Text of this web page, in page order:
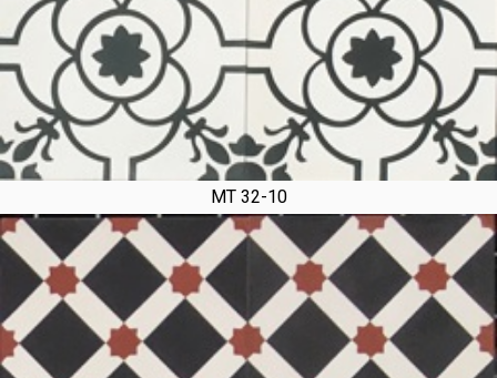
MT 32-10